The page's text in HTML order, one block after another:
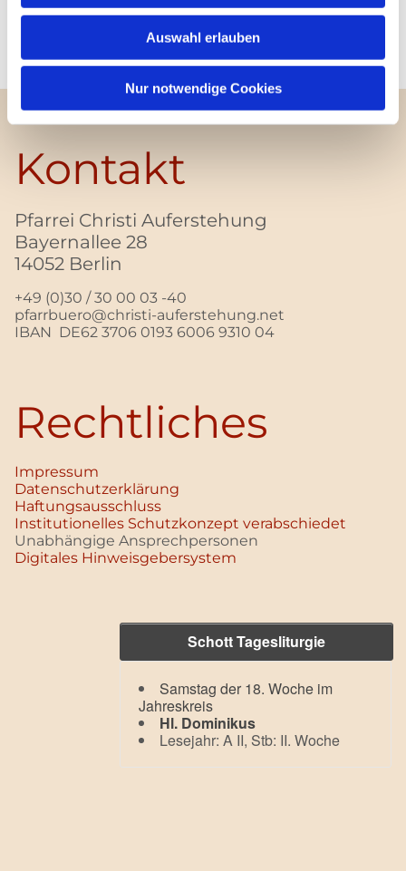
Auswahl erlauben
Nur notwendige Cookies
Kontakt
Pfarrei Christi Auferstehung
Bayernallee 28
14052 Berlin
+49 (0)30 / 30 00 03 -40
pfarrbuero@christi-auferstehung.net
IBAN DE62 3706 0193 6006 9310 04
Rechtliches
Impressum
Datenschutz­erklärung
Haftungsausschluss
Institutionelles Schutzkonzept verabschiedet
Unabhängige Ansprechpersonen
Digitales Hinweisgebersystem
Schott Tagesliturgie
Samstag der 18. Woche im
Jahreskreis
Hl. Dominikus
Lesejahr: A II, Stb: II. Woche